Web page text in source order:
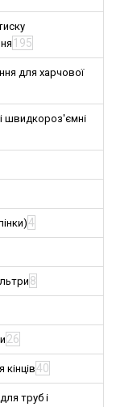
195
для харчової
швидкороз'ємні
4
8
26
кінців40
труб і